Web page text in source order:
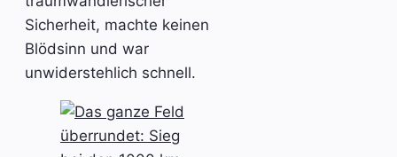
Sicherheit, machte keinen
Blödsinn und war
unwiderstehlich schnell.